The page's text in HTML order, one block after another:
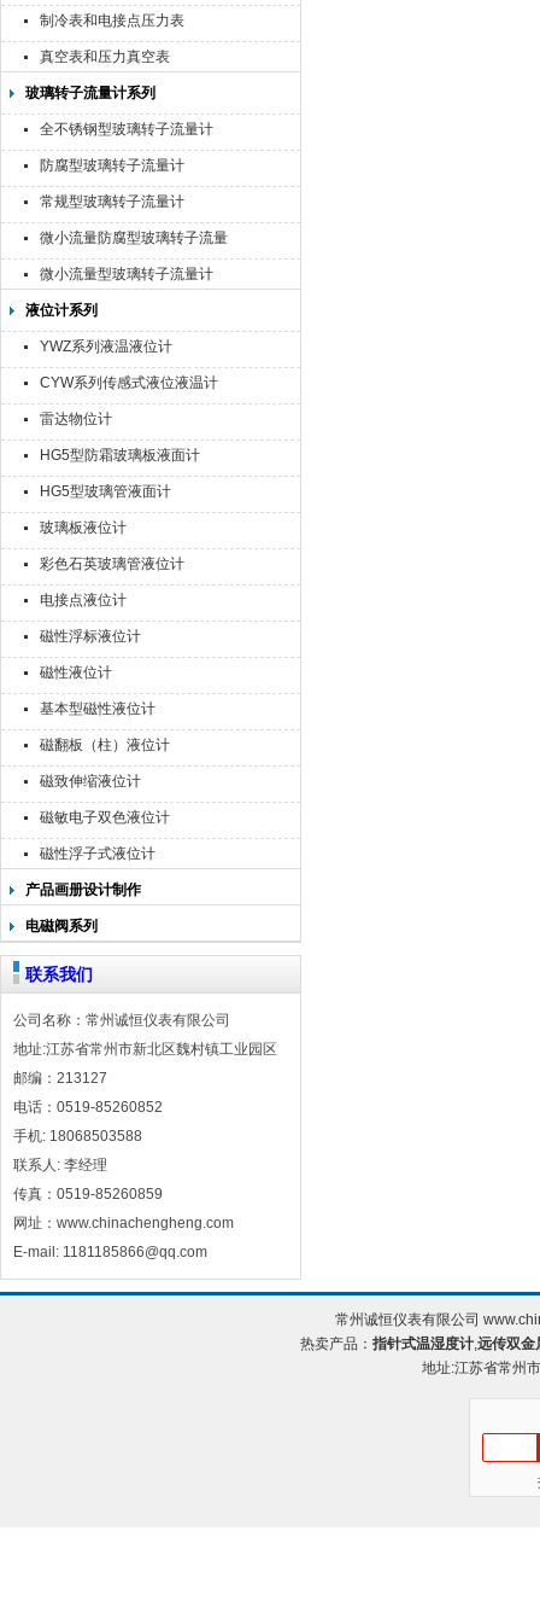
制冷表和电接点压力表
真空表和压力真空表
玻璃转子流量计系列
全不锈钢型玻璃转子流量计
防腐型玻璃转子流量计
常规型玻璃转子流量计
微小流量防腐型玻璃转子流量
计
微小流量型玻璃转子流量计
液位计系列
YWZ系列液温液位计
CYW系列传感式液位液温计
雷达物位计
HG5型防霜玻璃板液面计
HG5型玻璃管液面计
玻璃板液位计
彩色石英玻璃管液位计
电接点液位计
磁性浮标液位计
磁性液位计
基本型磁性液位计
磁翻板（柱）液位计
磁致伸缩液位计
磁敏电子双色液位计
磁性浮子式液位计
产品画册设计制作
电磁阀系列
联系我们
公司名称：常州诚恒仪表有限公司
地址:江苏省常州市新北区魏村镇工业园区
邮编：213127
电话：0519-85260852
手机: 18068503588
联系人: 李经理
传真：0519-85260859
网址：www.chinachengheng.com
E-mail: 1181185866@qq.com
常州诚恒仪表有限公司
热卖产品：指针式温湿度计,远传双金
地址:江苏省常州